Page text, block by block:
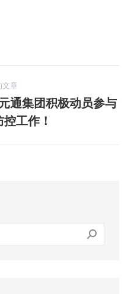
文章
通集团积极动员参与
工作！